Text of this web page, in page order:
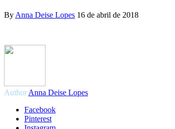
By Anna Deise Lopes 16 de abril de 2018
Author Anna Deise Lopes
Facebook
Pinterest